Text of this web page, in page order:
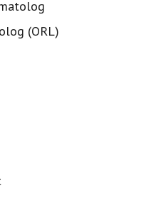
(ORL)